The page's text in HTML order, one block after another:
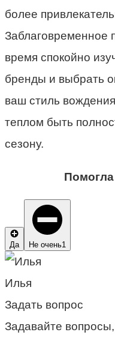
более
Заблаговременное
время спокойно
бренды и выбрать
ваш стиль
теплом быть
сезону.
Да Не очень1
Илья
Задать вопрос
Задавайте